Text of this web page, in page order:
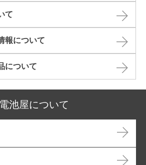
て
報について​
について​
電池屋について